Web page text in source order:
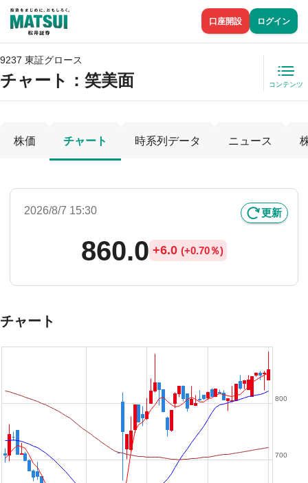
口座開設 ログイン
9237 東証グロース
チャート： 笑美面 コンテンツ
株価 チャート 時系列データ ニュース
2026/8/7 15:30 更新
860.0 +6.0 (+0.70％)
チャート
700
800